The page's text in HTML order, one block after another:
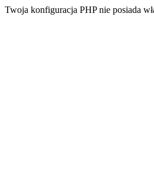
Twoja konfiguracja PHP nie posiada